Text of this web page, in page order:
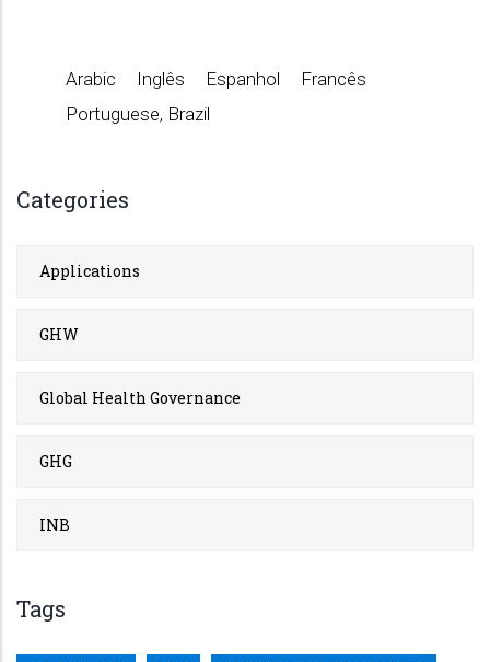
Arabic Inglês Espanhol
Francês
Portuguese, Brazil
Categories
Applications
GHW
Global Health Governance
GHG
INB
Tags